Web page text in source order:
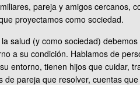
pareja y amigos cercanos,
proyectamos como sociedad.
salud (y como sociedad)
a su condición. Hablamos de
entorno, tienen hijos que cuidar,
de pareja que resolver, cuentas